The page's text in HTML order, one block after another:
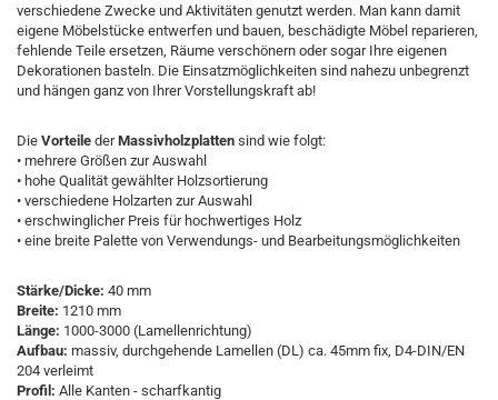
verschiedene Zwecke und Aktivitäten genutzt werden. Man kann damit
eigene Möbelstücke entwerfen und bauen, beschädigte Möbel reparieren,
fehlende Teile ersetzen, Räume verschönern oder sogar Ihre eigenen
Dekorationen basteln. Die Einsatzmöglichkeiten sind nahezu unbegrenzt
und hängen ganz von Ihrer Vorstellungskraft ab!
Die Vorteile derMassivholzplatten sind wie folgt:
• mehrere Größen zur Auswahl
• hohe Qualität gewählter Holzsortierung
• verschiedene Holzarten zur Auswahl
• erschwinglicher Preis für hochwertiges Holz
• eine breite Palette von Verwendungs- und Bearbeitungsmöglichkeiten
Stärke/Dicke: 40 mm
Breite: 1210 mm
Länge: 1000-3000 (Lamellenrichtung)
Aufbau: massiv, durchgehende Lamellen (DL) ca. 45mm fix, D4-DIN/EN
204 verleimt
Profil: Alle Kanten - scharfkantig